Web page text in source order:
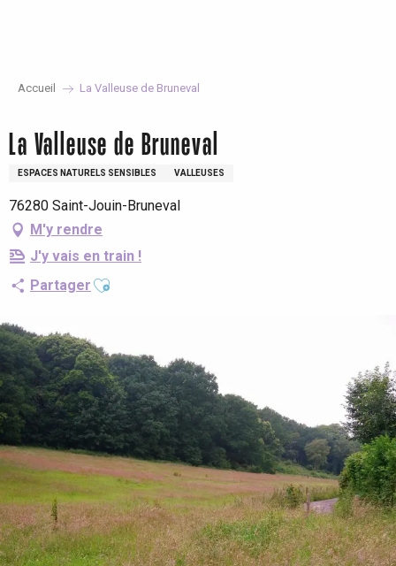
Accueil La Valleuse de Bruneval
La Valleuse de Bruneval
ESPACES NATURELS SENSIBLES VALLEUSES
76280 Saint-Jouin-Bruneval
M'y rendre
J'y vais en train !
Partager Ajouter aux favoris